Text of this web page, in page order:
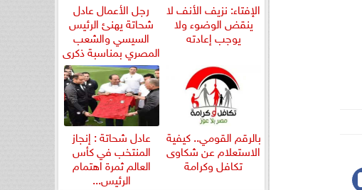
الإفتاء: نزيف الأنف لا
ينقض الوضوء ولا
يوجب إعادته
رجل الأعمال عادل
شحاتة يهنئ الرئيس
السيسي والشعب
المصري بمناسبة ذكرى
ثورة...
بالرقم القومي.. كيفية
الاستعلام عن شكاوى
تكافل وكرامة
عادل شحاتة : إنجاز
المنتخب في كأس
العالم ثمرة اهتمام
الرئيس...